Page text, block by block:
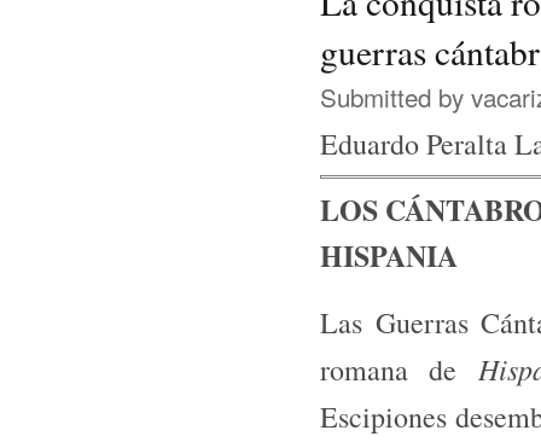
guerras
Submitted by
Eduardo Peralta
LOS
HISPANIA
Las Guerras
romana de
Escipiones